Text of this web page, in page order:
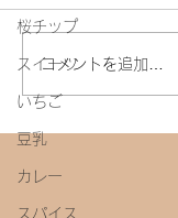
桜チップ
スイーツ
いちご
豆乳
カレー
スパイス
今年初めて
コメントを追加…